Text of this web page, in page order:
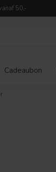
50,-
Cadeaubon